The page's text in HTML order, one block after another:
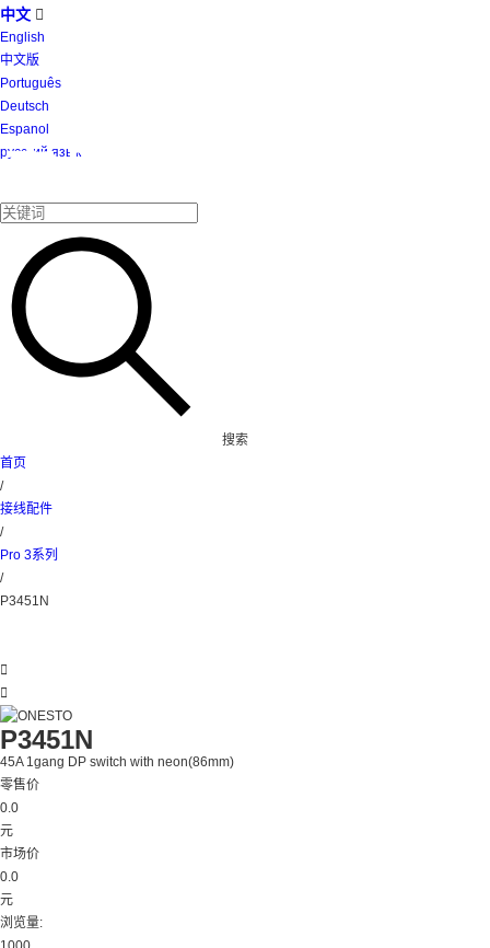
中文 
English
中文版
Português
Deutsch
Espanol
русский язык
产品
搜索
首页
/
接线配件
/
Pro 3系列
/
P3451N


P3451N
45A 1gang DP switch with neon(86mm)
零售价
0.0
元
市场价
0.0
元
浏览量: